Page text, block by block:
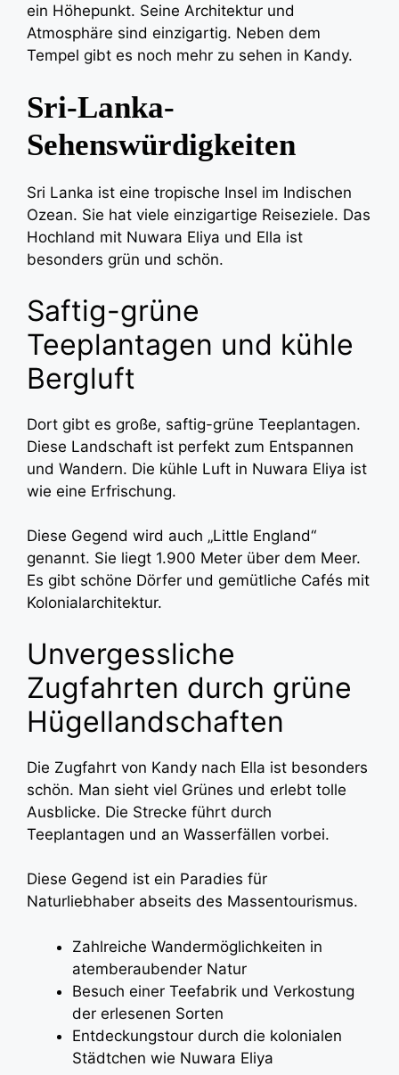
ein Höhepunkt. Seine Architektur und
Atmosphäre sind einzigartig. Neben dem
Tempel gibt es noch mehr zu sehen in Kandy.
Sri-Lanka-
Sehenswürdigkeiten
Sri Lanka ist eine tropische Insel im Indischen
Ozean. Sie hat viele einzigartige Reiseziele. Das
Hochland mit Nuwara Eliya und Ella ist
besonders grün und schön.
Saftig-grüne
Teeplantagen und kühle
Bergluft
Dort gibt es große, saftig-grüne Teeplantagen.
Diese Landschaft ist perfekt zum Entspannen
und Wandern. Die kühle Luft in Nuwara Eliya ist
wie eine Erfrischung.
Diese Gegend wird auch „Little England“
genannt. Sie liegt 1.900 Meter über dem Meer.
Es gibt schöne Dörfer und gemütliche Cafés mit
Kolonialarchitektur.
Unvergessliche
Zugfahrten durch grüne
Hügellandschaften
Die Zugfahrt von Kandy nach Ella ist besonders
schön. Man sieht viel Grünes und erlebt tolle
Ausblicke. Die Strecke führt durch
Teeplantagen und an Wasserfällen vorbei.
Diese Gegend ist ein Paradies für
Naturliebhaber abseits des Massentourismus.
Zahlreiche Wandermöglichkeiten in
atemberaubender Natur
Besuch einer Teefabrik und Verkostung
der erlesenen Sorten
Entdeckungstour durch die kolonialen
Städtchen wie Nuwara Eliya